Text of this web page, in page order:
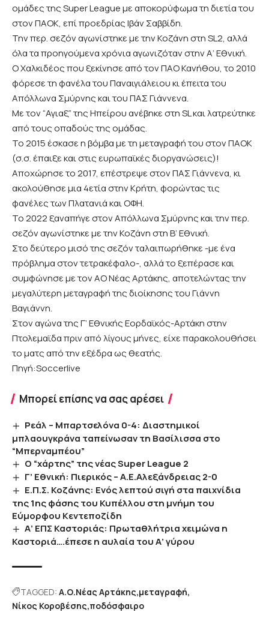
ομάδες της Super League με αποκορύφωμα τη διετία του
στον ΠΑΟΚ, επί προεδρίας Ιβάν Σαββίδη.
Την περ. σεζόν αγωνίστηκε με την Κοζάνη στη SL2, αλλά
όλα τα προηγούμενα χρόνια αγωνιζόταν στην Α’ Εθνική.
Ο Χαλκιδέος που ξεκίνησε από τον ΠΑΟ Κανήθου, το 2010
φόρεσε τη φανέλα του Παναιγιάλειου κι έπειτα του
Απόλλωνα Σμύρνης και του ΠΑΣ Γιάννενα.
Με τον “Αγιαξ” της Ηπείρου ανέβηκε στη SL και λατρεύτηκε
από τους οπαδούς της ομάδας.
Το 2015 έσκασε η βόμβα με τη μεταγραφή του στον ΠΑΟΚ
(σ.σ. έπαιξε και στις ευρωπαϊκές διοργανώσεις)!
Αποχώρησε το 2017, επέστρεψε στον ΠΑΣ Γιάννενα, κι
ακολούθησε μια 4ετία στην Κρήτη, φορώντας τις
φανέλες των Πλατανιά και ΟΦΗ.
Το 2022 ξαναπήγε στον Απόλλωνα Σμύρνης και την περ.
σεζόν αγωνίστηκε με την Κοζάνη στη Β’ Εθνική.
Στο δεύτερο μισό της σεζόν ταλαιπωρήθηκε -με ένα
πρόβλημα στον τετρακέφαλο-, αλλά το ξεπέρασε και
συμφώνησε με τον ΑΟ Νέας Αρτάκης, αποτελώντας την
μεγαλύτερη μεταγραφή της διοίκησης του Γιάννη
Βαγιάννη.
Στον αγώνα της Γ’ Εθνικής Εορδαϊκός-Αρτάκη στην
Πτολεμαϊδα πριν από λίγους μήνες, είχε παρακολουθήσει
το ματς από την εξέδρα ως θεατής.
Πηγή:Soccerlive
Μπορεί επίσης να σας αρέσει
Ρεάλ – Μπαρτσελόνα 0-4: Διαστημικοί
μπλαουγκράνα ταπείνωσαν τη Βασίλισσα στο
“Μπερναμπέου”
Ο “χάρτης” της νέας Super League 2
Γ’ Εθνική: Πιερικός – Α.Ε.Αλεξάνδρειας 2-0
Ε.Π.Σ. Κοζάνης: Ενός λεπτού σιγή στα παιχνίδια
της 1ης φάσης του Κυπέλλου στη μνήμη του
Εύμορφου Κεντεποζίδη
Α’ ΕΠΣ Καστοριάς: Πρωταθλήτρια χειμώνα η
Καστοριά….έπεσε η αυλαία του Α’ γύρου
TAGGED: Α.Ο.Νέας Αρτάκης μεταγραφή
Νίκος Κοροβέσης ποδόσφαιρο